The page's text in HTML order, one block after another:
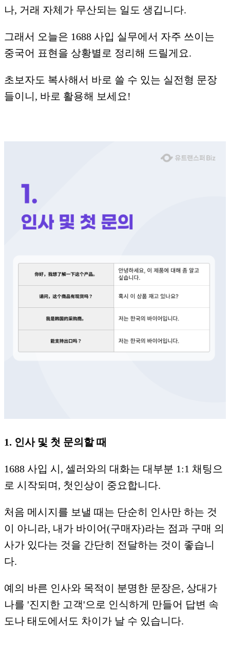
나, 거래 자체가 무산되는 일도 생깁니다.
그래서 오늘은 1688 사입 실무에서 자주 쓰이는
중국어 표현을 상황별로 정리해 드릴게요.
초보자도 복사해서 바로 쓸 수 있는 실전형 문장
들이니, 바로 활용해 보세요!
1. 인사 및 첫 문의할 때
1688 사입 시, 셀러와의 대화는 대부분 1:1 채팅으
로 시작되며, 첫인상이 중요합니다.
처음 메시지를 보낼 때는 단순히 인사만 하는 것
이 아니라, 내가 바이어(구매자)라는 점과 구매 의
사가 있다는 것을 간단히 전달하는 것이 좋습니
다.
예의 바른 인사와 목적이 분명한 문장은, 상대가
나를 '진지한 고객'으로 인식하게 만들어 답변 속
도나 태도에서도 차이가 날 수 있습니다.